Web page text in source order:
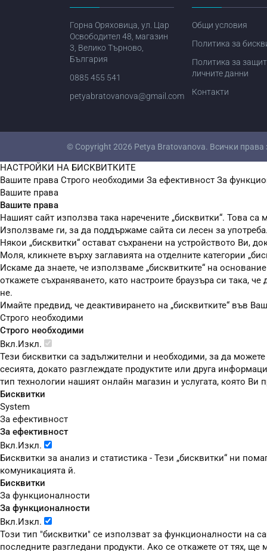
Горна Оряховица, ул. Цар
Освободител 48, магазин
3, Велико Търново,
България
0885 455 541
petyabratovanova@gmail.com
Общи условия
Политика за
Политика за
личните данни
Контакти
© Copyright 2026 Petya Bratovanova. Всички права
НАСТРОЙКИ НА БИСКВИТКИТЕ
Вашите права Строго необходими За ефективност За
Вашите права
Вашите права
Нашият сайт използва така наречените „бисквитки“. Това
Използваме ги, за да поддържаме сайта си лесен за употреба.
Някои „бисквитки“ остават съхранени на устройството Ви,
Моля, кликнете върху заглавията на отделните категории
Искаме да знаете, че използваме „бисквитките“ на
откажете съхраняването, като настроите браузъра си така,
не.
Имайте предвид, че деактивирането на „бисквитките“ във
Строго необходими
Строго необходими
Вкл.Изкл.
Тези бисквитки са задължителни и необходими, за да
сесията, докато разглеждате продуктите или друга
тип технологии нашият онлайн магазин и услугата, която
Бисквитки
System
За ефективност
За ефективност
Вкл.Изкл.
Бисквитки за анализ и статистика - Тези „бисквитки“ ни
комуникацията й.
Бисквитки
За функционалности
За функционалности
Вкл.Изкл.
Този тип "бисквитки" се използват за функционалности на
последните разгледани продукти. Ако се откажете от тях,